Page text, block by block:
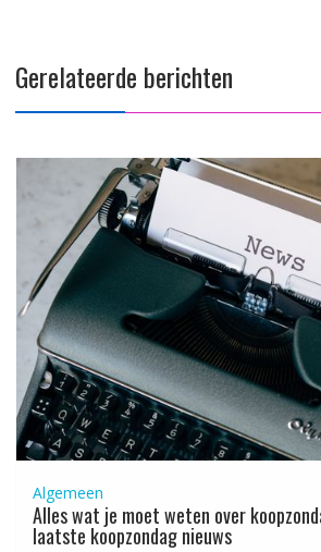
Gerelateerde berichten
Algemeen
Alles wat je moet weten over
laatste koopzondag nieuws